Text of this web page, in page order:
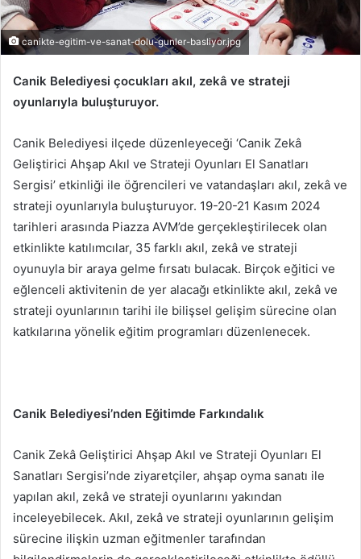
ö
n
e
e
k
canikte-egitim-ve-sanat-dolu-gunler-basliyor.jpg
Canik Belediyesi çocukları akıl, zekâ ve strateji
oyunlarıyla buluşturuyor.
Canik Belediyesi ilçede düzenleyeceği ‘Canik Zekâ
Geliştirici Ahşap Akıl ve Strateji Oyunları El Sanatları
Sergisi’ etkinliği ile öğrencileri ve vatandaşları akıl, zekâ ve
strateji oyunlarıyla buluşturuyor. 19-20-21 Kasım 2024
tarihleri arasında Piazza AVM’de gerçekleştirilecek olan
etkinlikte katılımcılar, 35 farklı akıl, zekâ ve strateji
oyunuyla bir araya gelme fırsatı bulacak. Birçok eğitici ve
eğlenceli aktivitenin de yer alacağı etkinlikte akıl, zekâ ve
strateji oyunlarının tarihi ile bilişsel gelişim sürecine olan
katkılarına yönelik eğitim programları düzenlenecek.
Canik Belediyesi’nden Eğitimde Farkındalık
Canik Zekâ Geliştirici Ahşap Akıl ve Strateji Oyunları El
Sanatları Sergisi’nde ziyaretçiler, ahşap oyma sanatı ile
yapılan akıl, zekâ ve strateji oyunlarını yakından
inceleyebilecek. Akıl, zekâ ve strateji oyunlarının gelişim
sürecine ilişkin uzman eğitmenler tarafından